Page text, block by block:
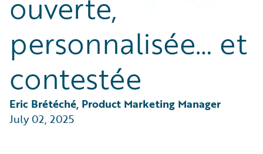
Partner Perspective
Technology
personnalisée… et
contestée
Eric Brétéché, Product Marketing Manager
July 02, 2025